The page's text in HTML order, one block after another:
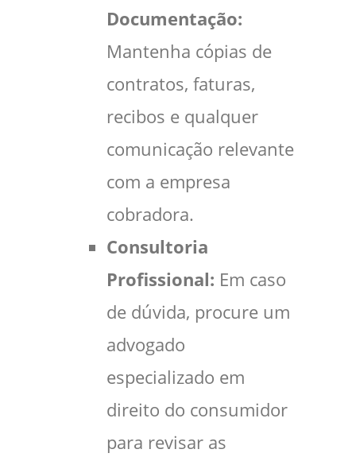
Documentação:
Mantenha cópias de
contratos, faturas,
recibos e qualquer
comunicação relevante
com a empresa
cobradora.
Consultoria
Profissional: Em caso
de dúvida, procure um
advogado
especializado em
direito do consumidor
para revisar as